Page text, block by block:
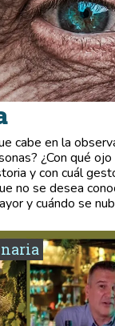
cabe en la
¿Con qué
y con cuál
no se desea
y cuándo se